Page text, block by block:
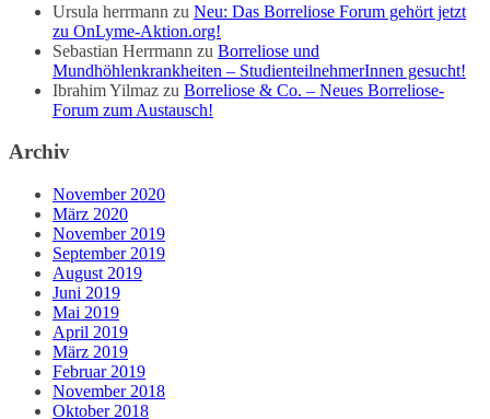
Ursula herrmann zu Neu: Das Borreliose Forum gehört jetzt
zu OnLyme-Aktion.org!
Sebastian Herrmann zu Borreliose und
Mundhöhlenkrankheiten – StudienteilnehmerInnen gesucht!
Ibrahim Yilmaz zu Borreliose & Co. – Neues Borreliose-
Forum zum Austausch!
Archiv
November 2020
März 2020
November 2019
September 2019
August 2019
Juni 2019
Mai 2019
April 2019
März 2019
Februar 2019
November 2018
Oktober 2018